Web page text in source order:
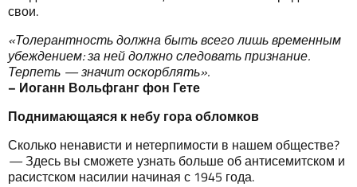
свои.
«Толерантностьдолжнабытьвсеголишьвременным
убеждением:занейдолжноследоватьпризнание.
Терпеть —значитоскорблять».
– Иоганн Вольфгангфон Гете
Поднимающаяся к небу гораобломков
Сколько ненависти и нетерпимости в нашем обществе?
—Здесь вы сможете узнать больше об антисемитском и
расистском насилии начиная с 1945 года.